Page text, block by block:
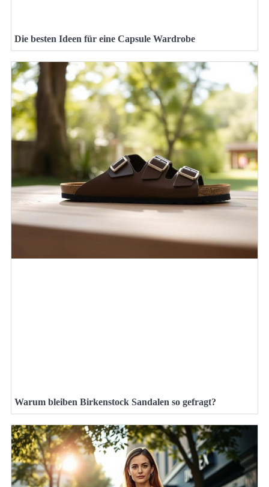
Die besten Ideen für eine Capsule Wardrobe
Warum bleiben Birkenstock Sandalen so gefragt?